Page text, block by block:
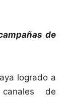
de
logrado a
de